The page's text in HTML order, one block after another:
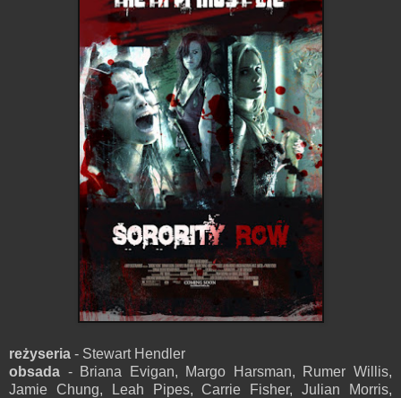
reżyseria - Stewart Hendler
obsada - Briana Evigan, Margo Harsman, Rumer Willis,
Jamie Chung, Leah Pipes, Carrie Fisher, Julian Morris,